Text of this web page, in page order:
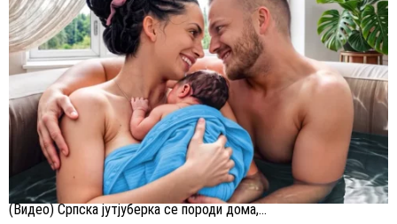
(Видео) Српска јутјуберка се породи дома,...